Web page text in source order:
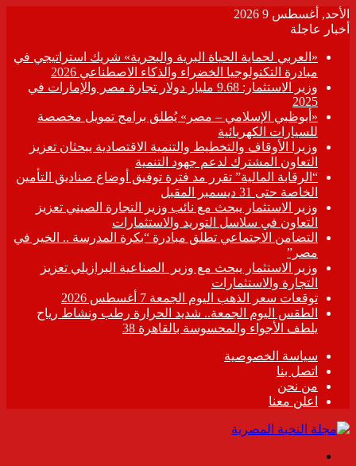
الأحد, أغسطس 9 2026
أخبار عاجلة
«العربي لحماية الحياة البرية والبحرية» شريك استراتيجي في
مبادرة التكنولوجيا الخضراء والذكاء الاصطناعي 2026
وزير الاستثمار: 9.68 مليار دولار تجارة مصر والإمارات في
2025
«أبوظبي الإسلامي – مصر» يُطلق برامج تمويل مخصصة
للسيارات الكهربائية
وزيرا الأوقاف والتخطيط والتنمية الاقتصادية يبحثان تعزيز
التعاون المشترك لدعم جهود التنمية
“الرقابة المالية” تقرر مد فترة توفيق أوضاع صناديق التأمين
الخاصة حتى 31 ديسمبر المقبل
وزير الاستثمار يبحث مع نائب وزير التجارة الصيني تعزيز
التعاون في سلاسل التوريد والاستثمارات
التضامن الاجتماعي تطلق مبادرة “بكرة المدرسة .. الخير في
مصر”
وزير الاستثمار يبحث مع وزير الصناعية البرازيلي تعزيز
التجارة والاستثمارات
توقعات سعر الذهب اليوم الجمعة 7 أغسطس 2026
الطقس اليوم الجمعة.. شديد الحرارة رطب ونشاط رياح
يلطف الأجواء والمحسوسة بالقاهرة 38
سياسة الخصوصية
اتصل بنا
من نحن
اعلن معنا